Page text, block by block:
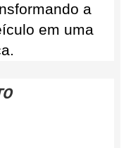
a
em uma